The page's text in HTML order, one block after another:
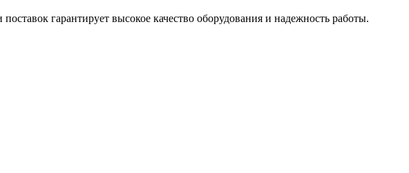
гарантирует высокое качество оборудования и надежность работы.